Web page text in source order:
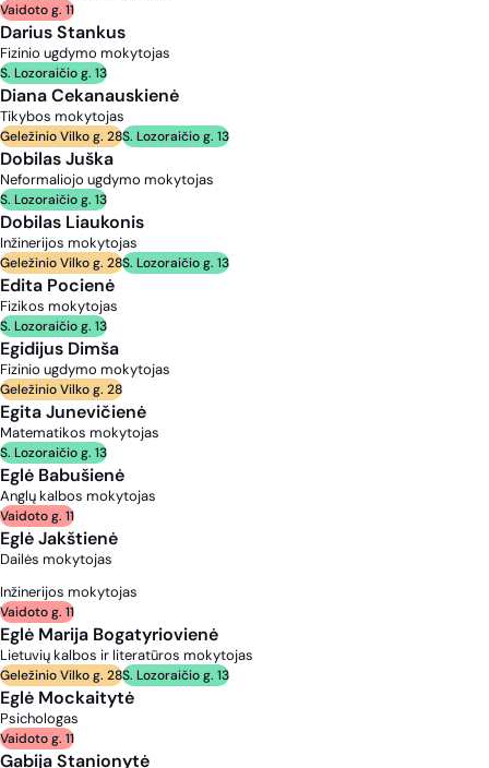
Vaidoto g. 11
Darius Stankus
Fizinio ugdymo mokytojas
S. Lozoraičio g. 13
Diana Cekanauskienė
Tikybos mokytojas
Geležinio Vilko g. 28S. Lozoraičio g. 13
Dobilas Juška
Neformaliojo ugdymo mokytojas
S. Lozoraičio g. 13
Dobilas Liaukonis
Inžinerijos mokytojas
Geležinio Vilko g. 28S. Lozoraičio g. 13
Edita Pocienė
Fizikos mokytojas
S. Lozoraičio g. 13
Egidijus Dimša
Fizinio ugdymo mokytojas
Geležinio Vilko g. 28
Egita Junevičienė
Matematikos mokytojas
S. Lozoraičio g. 13
Eglė Babušienė
Anglų kalbos mokytojas
Vaidoto g. 11
Eglė Jakštienė
Dailės mokytojas
Inžinerijos mokytojas
Vaidoto g. 11
Eglė Marija Bogatyriovienė
Lietuvių kalbos ir literatūros mokytojas
Geležinio Vilko g. 28S. Lozoraičio g. 13
Eglė Mockaitytė
Psichologas
Vaidoto g. 11
Gabija Stanionytė